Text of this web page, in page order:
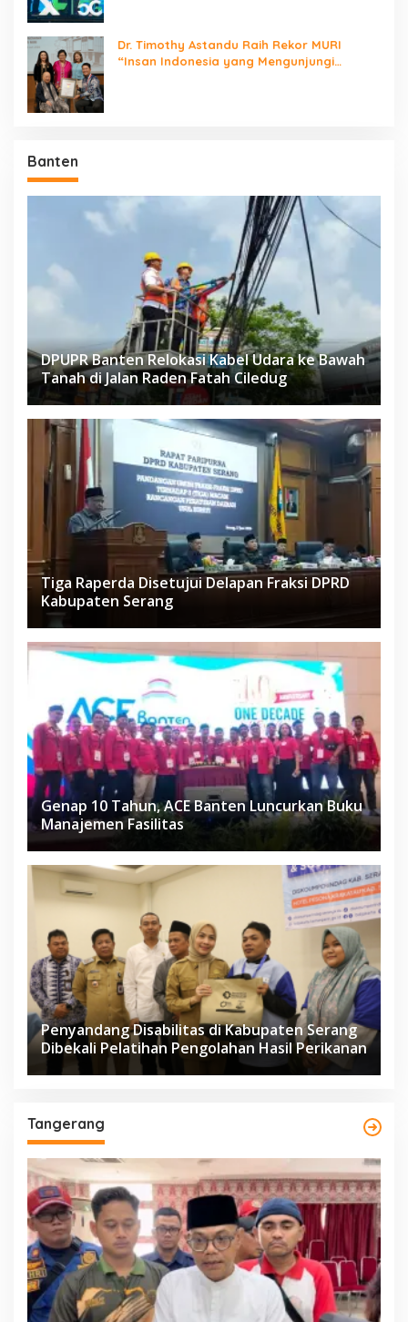
Dr. Timothy Astandu Raih Rekor MURI
“Insan Indonesia yang Mengunjungi
Banten
DPUPR Banten Relokasi Kabel Udara ke Bawah
Tanah di Jalan Raden Fatah Ciledug
Tiga Raperda Disetujui Delapan Fraksi DPRD
Kabupaten Serang
Genap 10 Tahun, ACE Banten Luncurkan Buku
Manajemen Fasilitas
Penyandang Disabilitas di Kabupaten Serang
Dibekali Pelatihan Pengolahan Hasil Perikanan
Tangerang